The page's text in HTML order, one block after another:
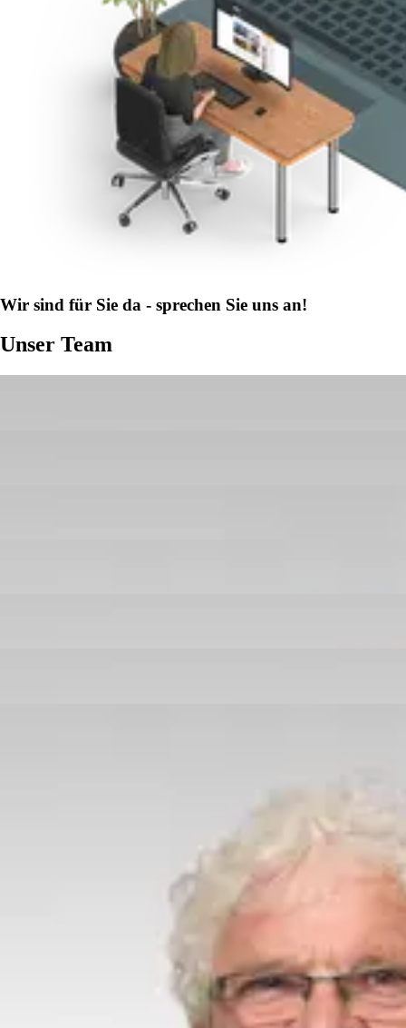
Wir sind für Sie da - sprechen Sie uns an!
Unser Team
Carmen Baumeister
Nach Feierabend genießt Carmen aktive Entspannung mit der Familie,
beim Klettern oder Wandern. Außerdem "spricht" sie Gebärden­